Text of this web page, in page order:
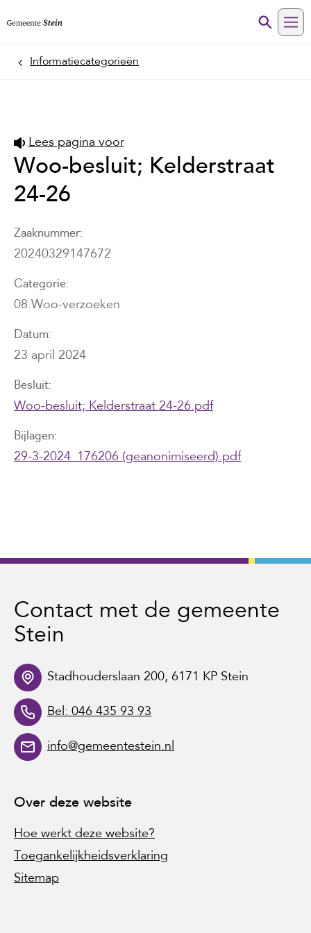
Home
Informatiecategorieën
Lees pagina voor
Woo-besluit; Kelderstraat
24-26
Zaaknummer
20240329147672
Categorie
08.Woo-verzoeken
Datum
23 april 2024
Besluit
Woo-besluit; Kelderstraat 24-26.pdf
Bijlagen
29-3-2024_176206 (geanonimiseerd).pdf
Contact met de gemeente
Stein
Stadhouderslaan 200, 6171 KP Stein
Bel: 046 435 93 93
info@gemeentestein.nl
Over deze website
Hoe werkt deze website?
Toegankelijkheidsverklaring
Sitemap